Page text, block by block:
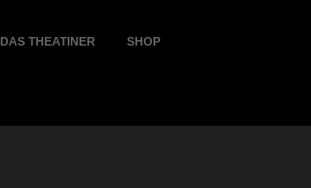
DAS THEATINER SHOP